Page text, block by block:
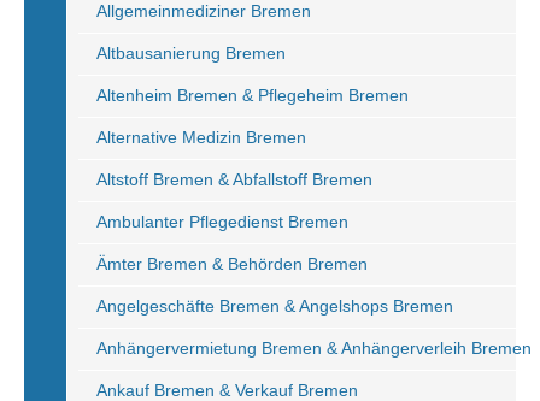
Allgemeinmediziner Bremen
Altbausanierung Bremen
Altenheim Bremen & Pflegeheim Bremen
Alternative Medizin Bremen
Altstoff Bremen & Abfallstoff Bremen
Ambulanter Pflegedienst Bremen
Ämter Bremen & Behörden Bremen
Angelgeschäfte Bremen & Angelshops Bremen
Anhängervermietung Bremen & Anhängerverleih Bremen
Ankauf Bremen & Verkauf Bremen